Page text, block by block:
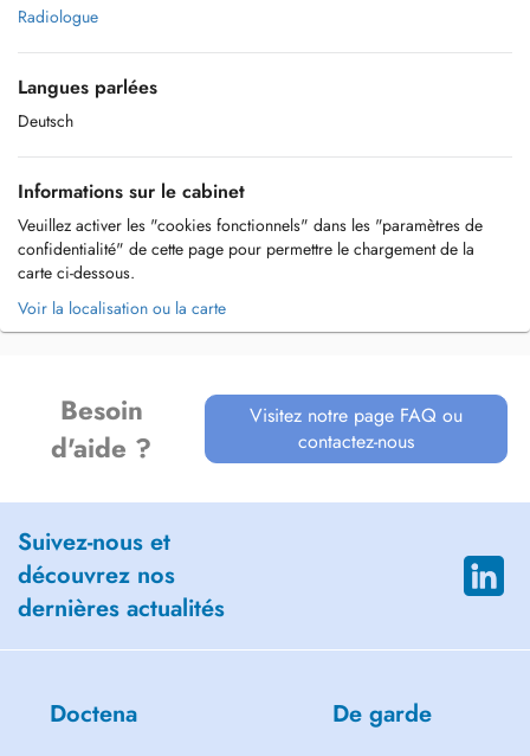
Radiologue
Langues parlées
Deutsch
Informations sur le cabinet
Veuillez activer les "cookies fonctionnels" dans les "paramètres de
confidentialité" de cette page pour permettre le chargement de la
carte ci-dessous.
Voir la localisation ou la carte
Besoin
d'aide ?
Visitez notre page FAQ ou
contactez-nous
Suivez-nous et
découvrez nos
dernières actualités
Doctena De garde